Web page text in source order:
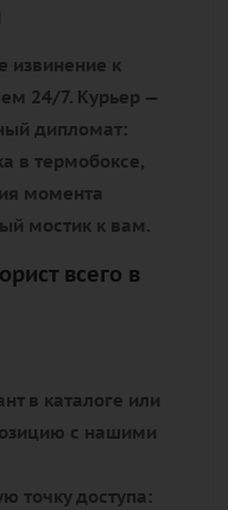
извинение к
24/7. Курьер —
дипломат:
в термобоксе,
момента
мостик к вам.
всего в
в каталоге или
с нашими
точку доступа: